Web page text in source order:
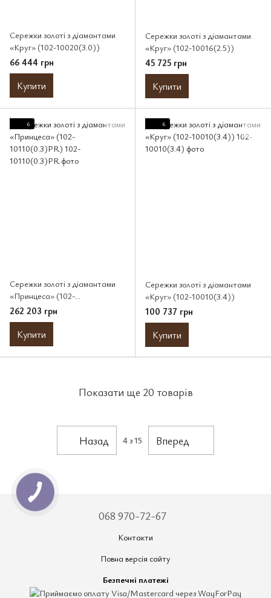
Сережки золоті з діамантами
«Круг» (102-10020(3.0))
66 444 грн
Купити
Сережки золоті з діамантами
«Круг» (102-10016(2.5))
45 725 грн
Купити
6
Сережки золоті з діамантами
«Принцеса» (102-
10110(0.3)PR)
262 203 грн
Купити
6
Сережки золоті з діамантами
«Круг» (102-10010(3.4))
100 737 грн
Купити
Показати ще 20 товарів
Назад 4з 15 Вперед
068 970-72-67
Контакти
Повна версія сайту
Безпечні платежі